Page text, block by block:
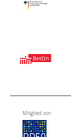
Mitglied von